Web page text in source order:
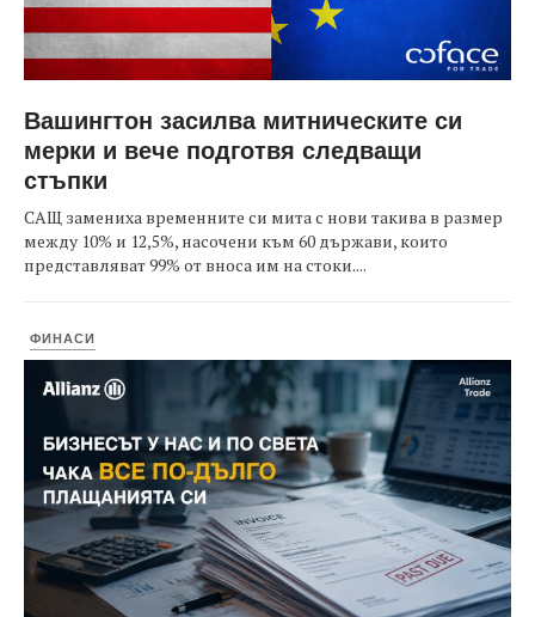
Вашингтон засилва митническите си
мерки и вече подготвя следващи
стъпки
САЩ замениха временните си мита с нови такива в размер
между 10% и 12,5%, насочени към 60 държави, които
представляват 99% от вноса им на стоки....
ФИНАСИ